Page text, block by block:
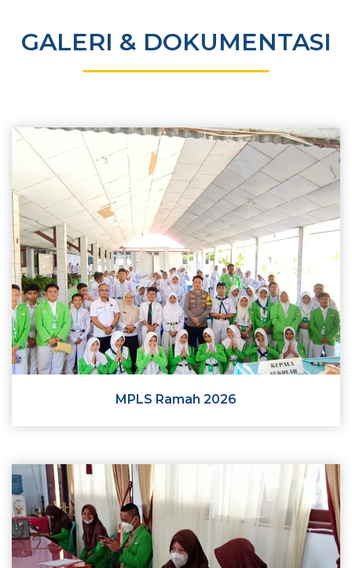
GALERI & DOKUMENTASI
MPLS Ramah 2026